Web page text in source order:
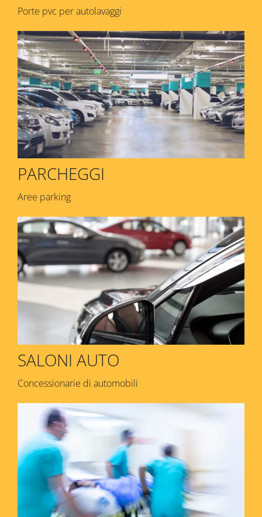
Porte pvc per autolavaggi
PARCHEGGI
Aree parking
SALONI AUTO
Concessionarie di automobili